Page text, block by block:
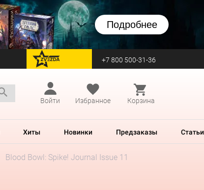
Подробнее
перейти на Zvezda +7 800 500-31-36
Войти
Избранное Корзина
Хиты Новинки Предзаказы Статьи
Blood Bowl: Spike! Journal Issue 11